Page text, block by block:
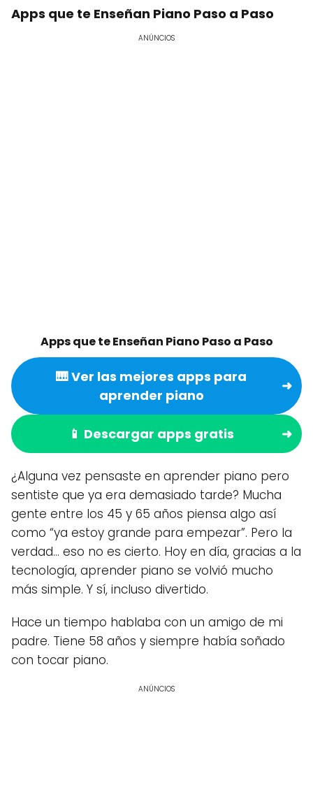
Apps que te Enseñan Piano Paso a Paso
ANÚNCIOS
Apps que te Enseñan Piano Paso a Paso
🎹 Ver las mejores apps para
aprender piano
📱 Descargar apps gratis
¿Alguna vez pensaste en aprender piano pero
sentiste que ya era demasiado tarde? Mucha
gente entre los 45 y 65 años piensa algo así
como “ya estoy grande para empezar”. Pero la
verdad… eso no es cierto. Hoy en día, gracias a la
tecnología, aprender piano se volvió mucho
más simple. Y sí, incluso divertido.
Hace un tiempo hablaba con un amigo de mi
padre. Tiene 58 años y siempre había soñado
con tocar piano.
ANÚNCIOS